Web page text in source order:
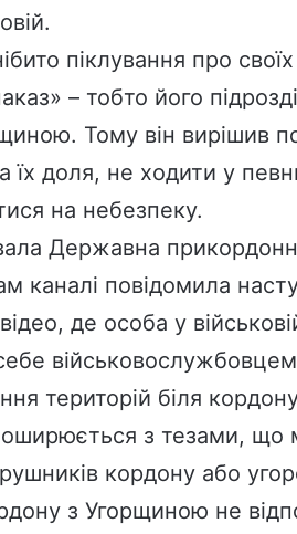
піклування про своїх
– тобто його
Тому він вирішив
доля, не ходити у
на небезпеку.
Державна
каналі повідомила
де особа у
територій біля
з тезами, що
кордону або
з Угорщиною не